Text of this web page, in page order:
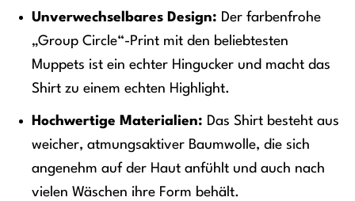
Unverwechselbares Design: Der farbenfrohe
„Group Circle“-Print mit den beliebtesten
Muppets ist ein echter Hingucker und macht das
Shirt zu einem echten Highlight.
Hochwertige Materialien: Das Shirt besteht aus
weicher, atmungsaktiver Baumwolle, die sich
angenehm auf der Haut anfühlt und auch nach
vielen Wäschen ihre Form behält.